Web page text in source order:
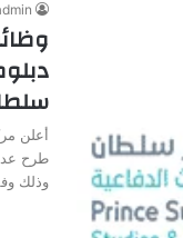
أعلن
طرح
وذلك